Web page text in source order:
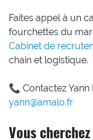
Faites appel à un
fourchettes du
Cabinet de
chain et logistique.
📞 Contactez Yann
yann@amalo.fr
Vous